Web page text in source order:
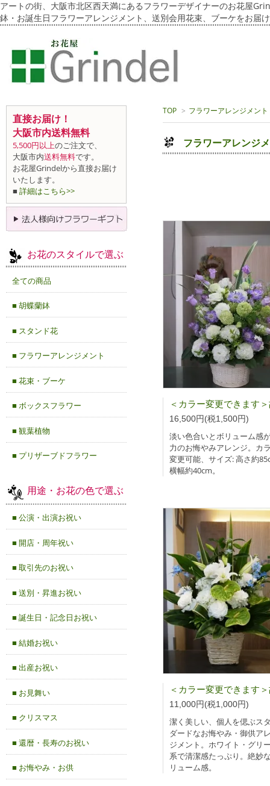
アートの街、大阪市北区西天満にあるフラワーデザイナーのお花屋
鉢・お誕生日フラワーアレンジメント、送別会用花束、ブーケをお届
TOP > フラワーアレンジメント
フラワーアレンジ
16,500円(税1,500円)
淡い色合いとボリューム感
力のお悔やみアレンジ。カ
変更可能、サイズ: 高さ約
横幅約40cm。
11,000円(税1,000円)
潔く美しい、個人を偲ぶス
ダードなお悔やみ・御供ア
ジメント。ホワイト・グリ
系で清潔感たっぷり。絶妙
リューム感。
直接お届け！
大阪市内送料無料
5,500円以上のご注文で、
大阪市内送料無料です。
お花屋Grindelから直接お届け
いたします。
■ 詳細はこちら>>
お花のスタイルで選ぶ
全ての商品
■ 胡蝶蘭鉢
■ スタンド花
■ フラワーアレンジメント
■ 花束・ブーケ
■ ボックスフラワー
■ 観葉植物
■ プリザーブドフラワー
用途・お花の色で選ぶ
■ 公演・出演お祝い
■ 開店・周年祝い
■ 取引先のお祝い
■ 送別・昇進お祝い
■ 誕生日・記念日お祝い
■ 結婚お祝い
■ 出産お祝い
■ お見舞い
■ クリスマス
■ 還暦・長寿のお祝い
■ お悔やみ・お供